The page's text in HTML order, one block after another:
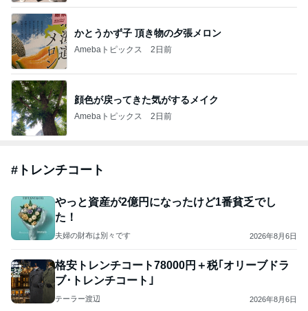
かとうかず子 頂き物の夕張メロン
Amebaトピックス 2日前
顔色が戻ってきた気がするメイク
Amebaトピックス 2日前
# トレンチコート
やっと資産が2億円になったけど1番貧乏でし
た！
夫婦の財布は別々です 2026年8月6日
格安トレンチコート78000円＋税｢オリーブドラ
ブ･トレンチコート｣
テーラー渡辺 2026年8月6日